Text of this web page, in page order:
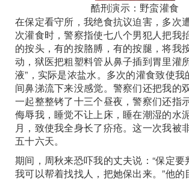
酷刑演示：野蛮灌食
在保定看守所，我绝食抗议迫害，多次
次灌食时，警察指使七八个男犯人把我
的按头，有的按胳膊，有的按腿，将我
动，狱医把粗塑料管从鼻子插到胃里灌
液”，实际是浓盐水。多次的灌食致使我
间鼻涕流下来没感觉。警察们还把我的
一起整整铐了十三个昼夜，警察们还指
侮辱我，睡觉不让上床，睡在潮湿的水
月，致使我全身长了疥疮。这一次我被
五十六天。
期间，周秋来恐吓我的丈夫说：“保定要
我可以帮着找找人，把她保出来。”他